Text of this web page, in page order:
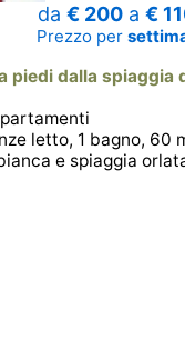
da € 200a €
Prezzo per
piedi dalla spiaggia
letto, 1 bagno, 60
e spiaggia